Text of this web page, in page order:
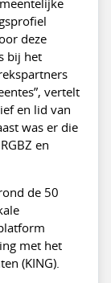
deze
bij het
vertelt
en lid van
was er die
en
de 50
met het
(KING).